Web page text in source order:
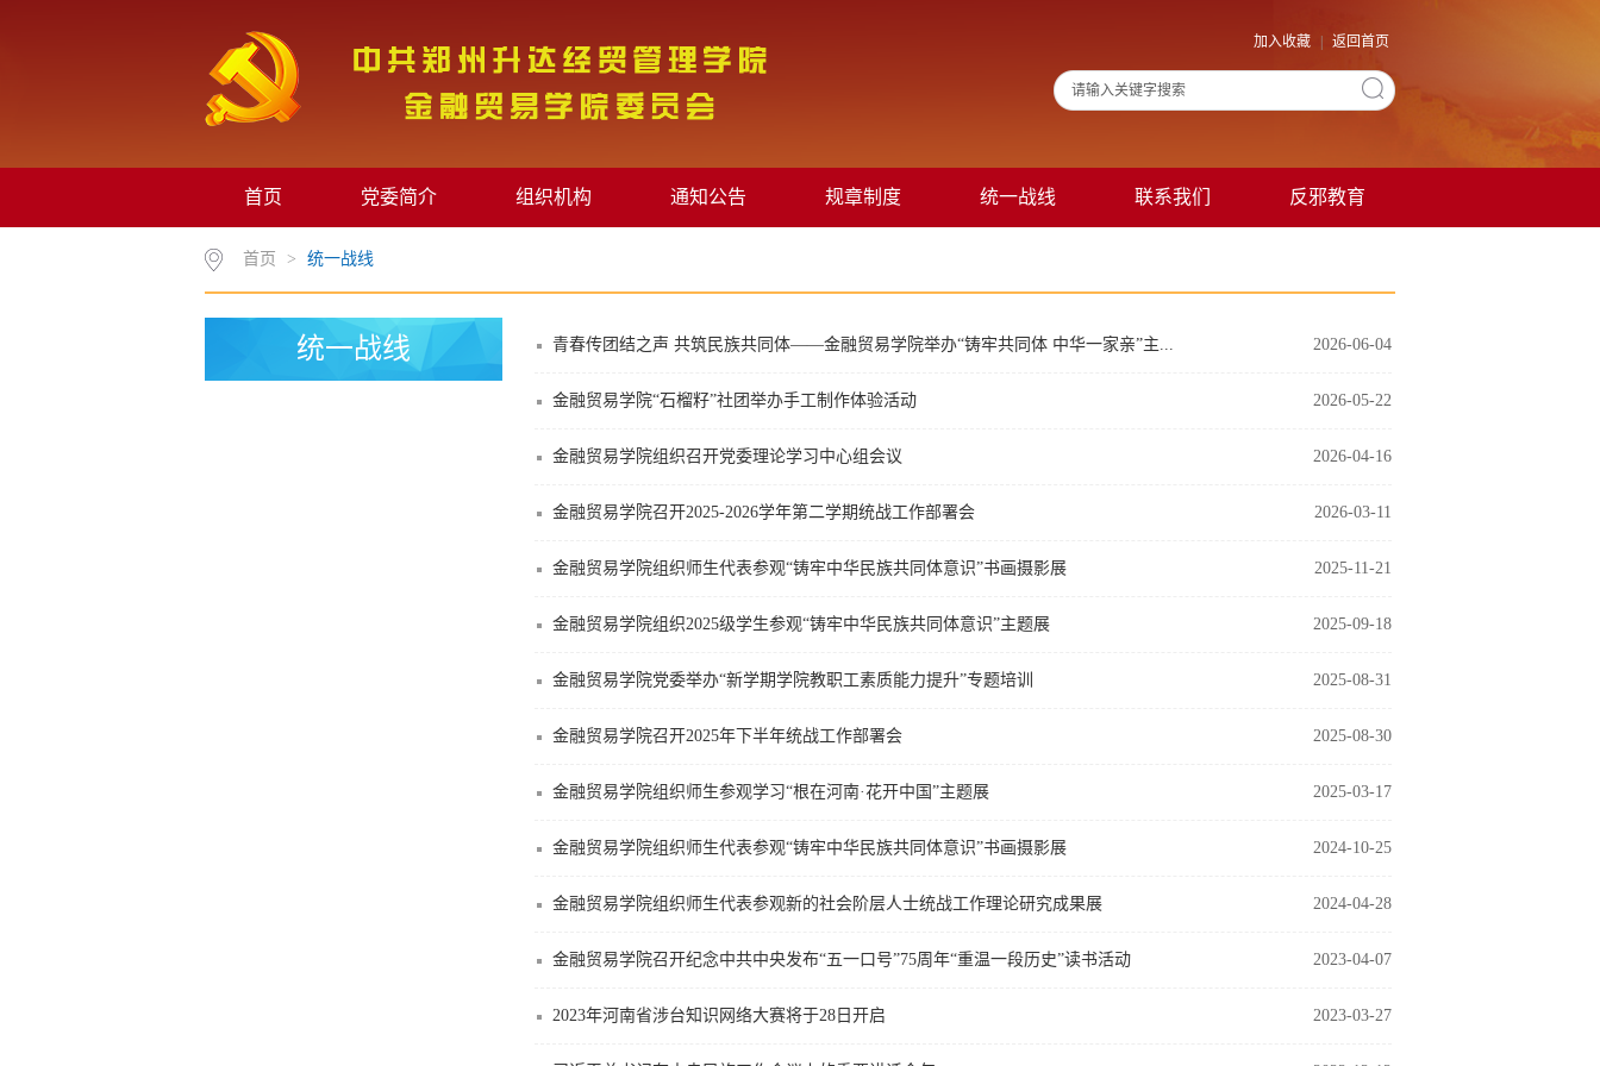
加入收藏 返回首页
首页 党委简介 组织机构 通知公告 规章制度 统一战线 联系我们 反邪教育
首页 > 统一战线
统一战线 青春传团结之声 共筑民族共同体——金融贸易学院举办“铸牢共同体 中华一家亲”主... 2026-06-04
金融贸易学院“石榴籽”社团举办手工制作体验活动 2026-05-22
金融贸易学院组织召开党委理论学习中心组会议 2026-04-16
金融贸易学院召开2025-2026学年第二学期统战工作部署会 2026-03-11
金融贸易学院组织师生代表参观“铸牢中华民族共同体意识”书画摄影展 2025-11-21
金融贸易学院组织2025级学生参观“铸牢中华民族共同体意识”主题展 2025-09-18
金融贸易学院党委举办“新学期学院教职工素质能力提升”专题培训 2025-08-31
金融贸易学院召开2025年下半年统战工作部署会 2025-08-30
金融贸易学院组织师生参观学习“根在河南·花开中国”主题展 2025-03-17
金融贸易学院组织师生代表参观“铸牢中华民族共同体意识”书画摄影展 2024-10-25
金融贸易学院组织师生代表参观新的社会阶层人士统战工作理论研究成果展 2024-04-28
金融贸易学院召开纪念中共中央发布“五一口号”75周年“重温一段历史”读书活动 2023-04-07
2023年河南省涉台知识网络大赛将于28日开启 2023-03-27